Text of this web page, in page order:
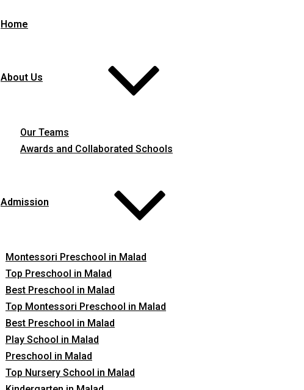
Home
About Us
Our Teams
Awards and Collaborated Schools
Admission
Montessori Preschool in Malad
Top Preschool in Malad
Best Preschool in Malad
Top Montessori Preschool in Malad
Best Preschool in Malad
Play School in Malad
Preschool in Malad
Top Nursery School in Malad